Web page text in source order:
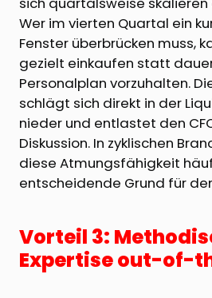
Wer im vierten Quartal ein
Fenster überbrücken muss,
gezielt einkaufen statt
Personalplan vorzuhalten.
schlägt sich direkt in der
nieder und entlastet den
Diskussion. In zyklischen
diese Atmungsfähigkeit
entscheidende Grund für
Vorteil 3:
Expertise out-of-